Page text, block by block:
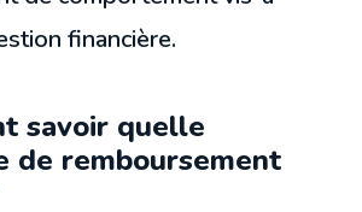
financière.
savoir quelle
de remboursement